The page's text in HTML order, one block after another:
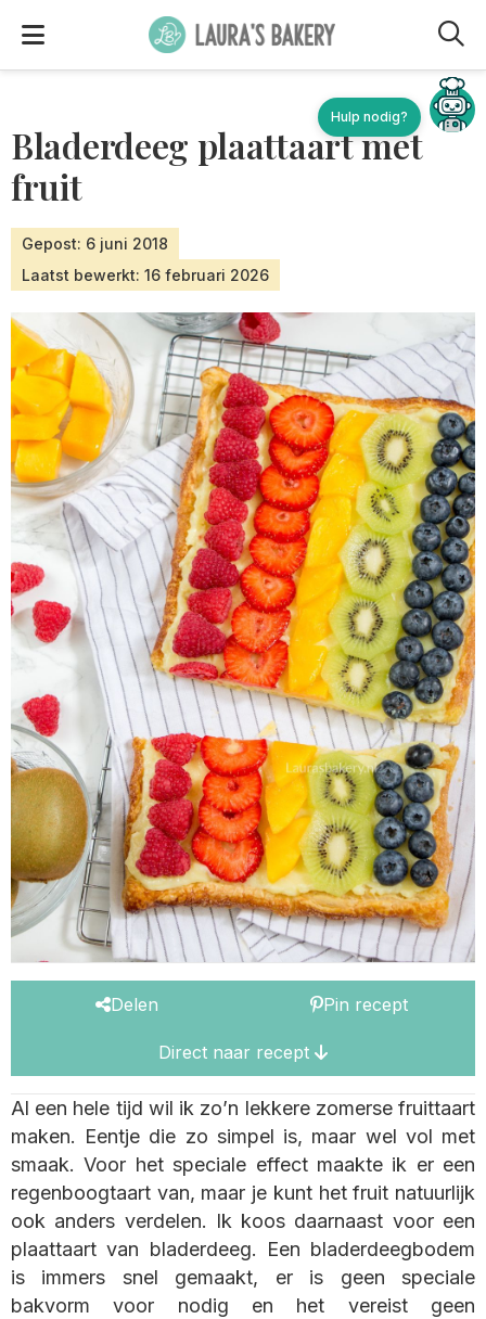
Bladerdeeg plaattaart met
fruit
Gepost: 6 juni 2018
Laatst bewerkt: 16 februari 2026
Delen Pin recept
Direct naar recept
Al een hele tijd wil ik zo’n lekkere zomerse fruittaart
maken. Eentje die zo simpel is, maar wel vol met
smaak. Voor het speciale effect maakte ik er een
regenboogtaart van, maar je kunt het fruit natuurlijk
ook anders verdelen. Ik koos daarnaast voor een
plaattaart van bladerdeeg. Een bladerdeegbodem
is immers snel gemaakt, er is geen speciale
bakvorm voor nodig en het vereist geen
Hulp nodig?